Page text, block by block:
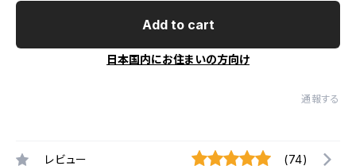
Add to cart
日本国内にお住まいの方向け
通報する
レビュー (74)